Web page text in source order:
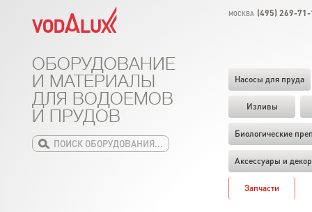
МОСКВА (495) 269-
Насосы для пруда
Изливы
Биологические
Аксессуары и декор
Запчасти
ОБОРУДОВАНИЕ
И МАТЕРИАЛЫ
ДЛЯ ВОДОЕМОВ
И ПРУДОВ